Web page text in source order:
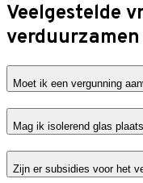
Veelgestelde
Moet ik een vergunning
Mag ik isolerend glas
Zijn er subsidies voor het